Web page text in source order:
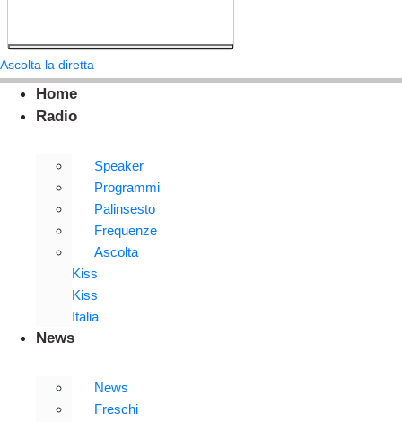
Ascolta la diretta
Home
Radio
Speaker
Programmi
Palinsesto
Frequenze
Ascolta
Kiss
Kiss
Italia
News
News
Freschi